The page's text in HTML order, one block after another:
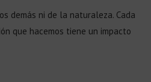
demás ni de la naturaleza. Cada
que hacemos tiene un impacto